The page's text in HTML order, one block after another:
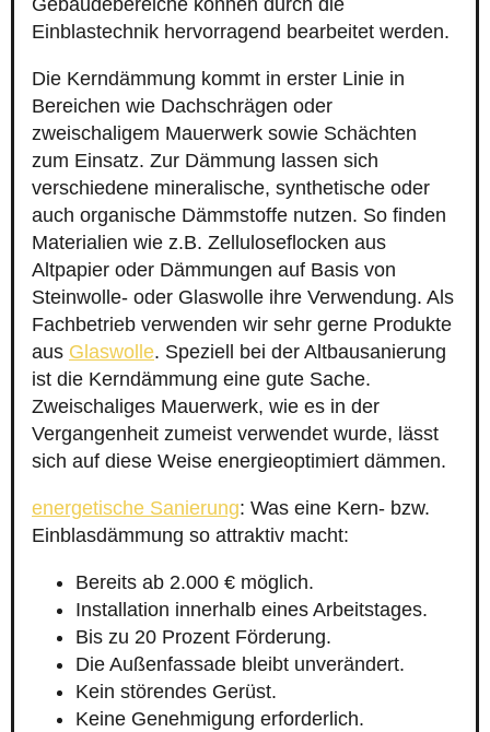
Gebäudebereiche können durch die
Einblastechnik hervorragend bearbeitet werden.
Die Kerndämmung kommt in erster Linie in
Bereichen wie Dachschrägen oder
zweischaligem Mauerwerk sowie Schächten
zum Einsatz. Zur Dämmung lassen sich
verschiedene mineralische, synthetische oder
auch organische Dämmstoffe nutzen. So finden
Materialien wie z.B. Zelluloseflocken aus
Altpapier oder Dämmungen auf Basis von
Steinwolle- oder Glaswolle ihre Verwendung. Als
Fachbetrieb verwenden wir sehr gerne Produkte
aus Glaswolle. Speziell bei der Altbausanierung
ist die Kerndämmung eine gute Sache.
Zweischaliges Mauerwerk, wie es in der
Vergangenheit zumeist verwendet wurde, lässt
sich auf diese Weise energieoptimiert dämmen.
energetische Sanierung: Was eine Kern- bzw.
Einblasdämmung so attraktiv macht:
Bereits ab 2.000 € möglich.
Installation innerhalb eines Arbeitstages.
Bis zu 20 Prozent Förderung.
Die Außenfassade bleibt unverändert.
Kein störendes Gerüst.
Keine Genehmigung erforderlich.